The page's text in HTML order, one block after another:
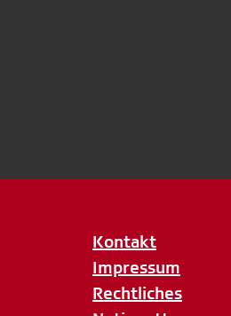
Kontakt
Impressum
Rechtliches